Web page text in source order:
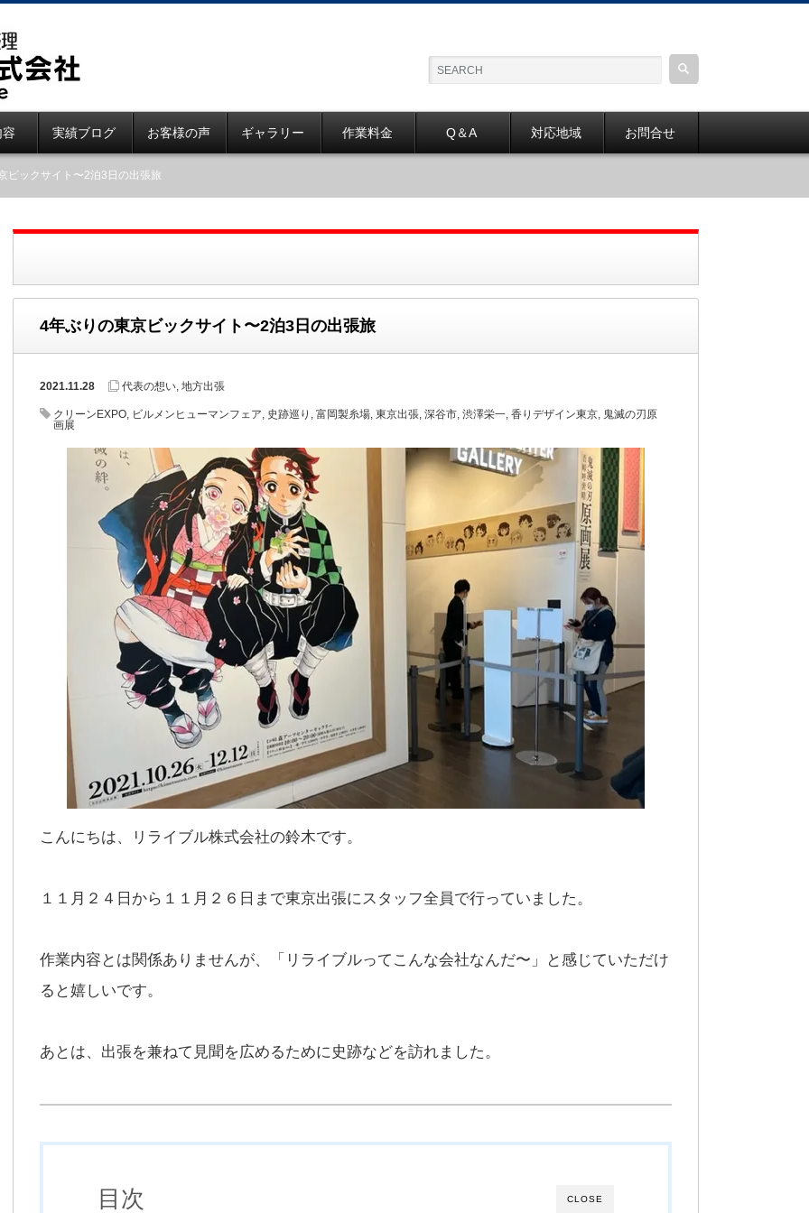
実績ブログ お客様の声 ギャラリー 作業料金 Q＆A 対応地域 お問合せ
ビックサイト〜2泊3日の出張旅
4年ぶりの東京ビックサイト〜2泊3日の出張旅
2021.11.28 代表の想い, 地方出張
クリーンEXPO, ビルメンヒューマンフェア, 史跡巡り , 富岡製糸場, 東京出張, 深谷市, 渋澤栄一, 香りデザイン東京, 鬼滅の刃原
画展
こんにちは、リライブル株式会社の鈴木です。
１１月２４日から１１月２６日まで東京出張にスタッフ全員で行っていました。
作業内容とは関係ありませんが、「リライブルってこんな会社なんだ〜」と感じていただけ
ると嬉しいです。
あとは、出張を兼ねて見聞を広めるために史跡などを訪れました。
CLOSE
目次